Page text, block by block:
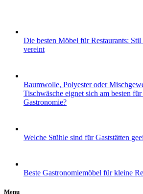
Die besten Möbel für Restaurants:
vereint
Baumwolle, Polyester oder
Tischwäsche eignet sich am besten
Gastronomie?
Welche Stühle sind für Gaststätten
Beste Gastronomiemöbel für kleine
Menu